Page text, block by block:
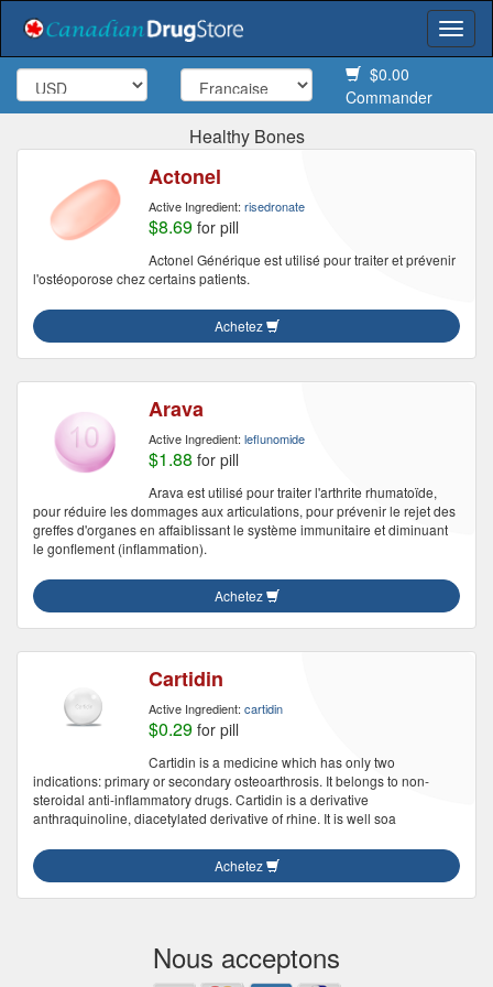
$0.00
Commander
Healthy Bones
Actonel
Active Ingredient: risedronate
$8.69 for pill
Actonel Générique est utilisé pour traiter et prévenir
l'ostéoporose chez certains patients.
Achetez
Arava
Active Ingredient: leflunomide
$1.88 for pill
Arava est utilisé pour traiter l'arthrite rhumatoïde,
pour réduire les dommages aux articulations, pour prévenir le rejet des
greffes d'organes en affaiblissant le système immunitaire et diminuant
le gonflement (inflammation).
Achetez
Cartidin
Active Ingredient: cartidin
$0.29 for pill
Cartidin is a medicine which has only two
indications: primary or secondary osteoarthrosis. It belongs to non-
steroidal anti-inflammatory drugs. Cartidin is a derivative
anthraquinoline, diacetylated derivative of rhine. It is well soa
Achetez
Nous acceptons